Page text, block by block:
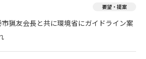
要望・提案
猟友会長と共に環境省にガイドライン案